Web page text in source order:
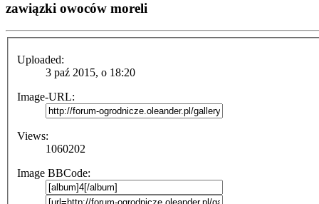
zawiązki owoców moreli
Uploaded:
3 paź 2015, o 18:20
Image-URL:
Views:
1060202
Image BBCode: